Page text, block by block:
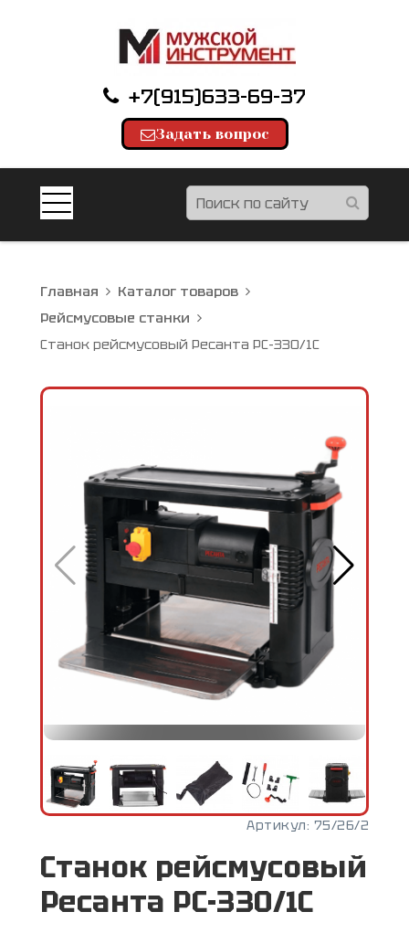
+7(915)633-69-37
Задать вопрос
Главная
Каталог товаров
Рейсмусовые станки
Станок рейсмусовый Ресанта РС-330/1С
Артикул: 75/26/2
Станок рейсмусовый
Ресанта РС-330/1С